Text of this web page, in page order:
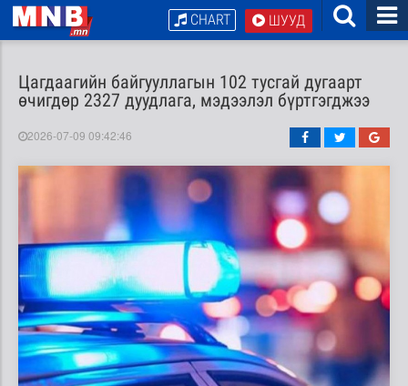
ШУУД
CHART
Цагдаагийн байгууллагын 102 тусгай дугаарт
өчигдөр 2327 дуудлага, мэдээлэл бүртгэгджээ
2026-07-09 09:42:46